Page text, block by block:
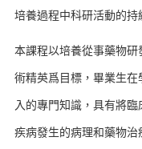
培養過程中科研活動的持
本課程以培養從事藥物
術精英爲目標，畢業生
入的專門知識，具有將
疾病發生的病理和藥物